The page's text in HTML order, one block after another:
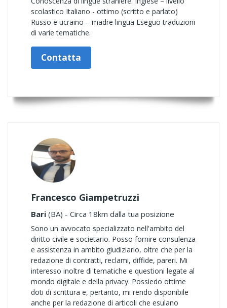
scolastico Italiano - ottimo (scritto e parlato)
Russo e ucraino – madre lingua Eseguo traduzioni
di varie tematiche.
Contatta
Francesco Giampetruzzi
Bari (BA) - Circa 18km dalla tua posizione
Sono un avvocato specializzato nell'ambito del
diritto civile e societario. Posso fornire consulenza
e assistenza in ambito giudiziario, oltre che per la
redazione di contratti, reclami, diffide, pareri. Mi
interesso inoltre di tematiche e questioni legate al
mondo digitale e della privacy. Possiedo ottime
doti di scrittura e, pertanto, mi rendo disponibile
anche per la redazione di articoli che esulano